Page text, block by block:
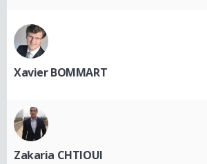
Xavier BOMMART
Zakaria CHTIOUI